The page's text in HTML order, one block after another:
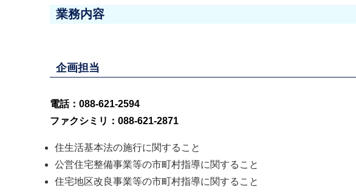
業務内容
企画担当
電話：088-621-2594
ファクシミリ：088-621-2871
住生活基本法の施行に関すること
公営住宅整備事業等の市町村指導に関すること
住宅地区改良事業等の市町村指導に関すること